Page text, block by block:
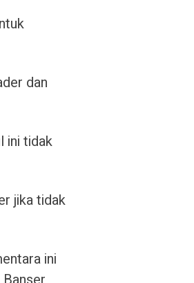
dan
ini tidak
jika tidak
ini